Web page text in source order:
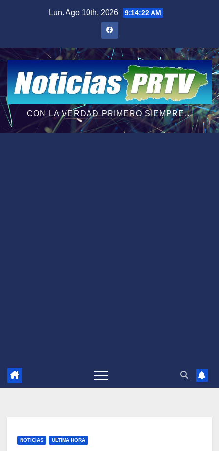
Lun. Ago 10th, 2026 9:14:23 AM
CON LA VERDAD PRIMERO SIEMPRE...
NOTICIAS ULTIMA HORA